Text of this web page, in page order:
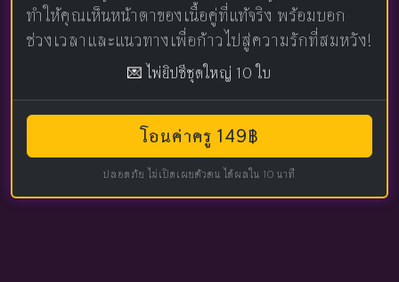
ทำให้คุณเห็นหน้าตาของเนื้อคู่ที่แท้จริง พร้อมบอก
ช่วงเวลาและแนวทางเพื่อก้าวไปสู่ความรักที่สมหวัง!
💌 ไพ่ยิปซีชุดใหญ่ 10 ใบ
โอนค่าครู 149฿
ปลอดภัย ไม่เปิดเผยตัวตน ได้ผลใน 10 นาที